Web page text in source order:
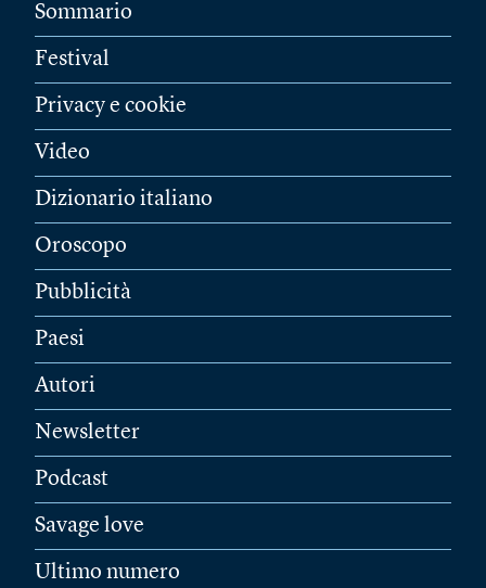
Sommario
Festival
Privacy e cookie
Video
Dizionario italiano
Oroscopo
Pubblicità
Paesi
Autori
Newsletter
Podcast
Savage love
Ultimo numero